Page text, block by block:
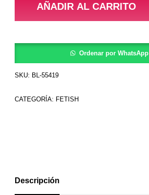
AÑADIR AL CARRITO
Ordenar por WhatsApp
SKU: BL-55419
CATEGORÍA: FETISH
Descripción